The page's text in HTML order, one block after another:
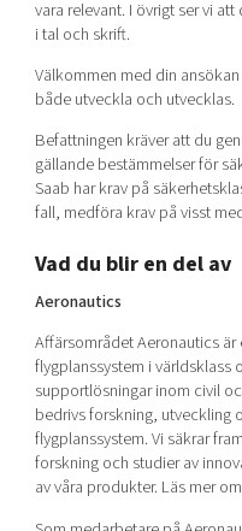
vara relevant. I övrigt ser vi
i tal och skrift.
Välkommen med din
både utveckla och utvecklas.
Befattningen kräver att du
gällande bestämmelser för
Saab har krav på
fall, medföra krav på visst
Vad du blir en del av
Aeronautics
Affärsområdet Aeronautics
flygplanssystem i världsklass
supportlösningar inom civil
bedrivs forskning, utveckling
flygplanssystem. Vi säkrar
forskning och studier av
av våra produkter. Läs mer